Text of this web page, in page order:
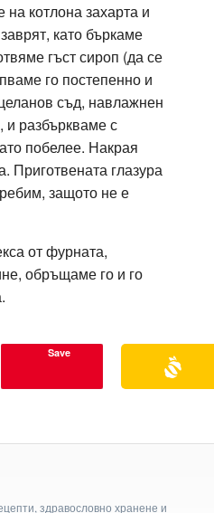
на котлона захарта и
като бъркаме
гъст сироп (да се
го постепенно и
съд, навлажнен
и разбъркваме с
побелее. Накрая
Приготвената глазура
защото не е
от фурната,
обръщаме го и го
Save
здравословно хранене и